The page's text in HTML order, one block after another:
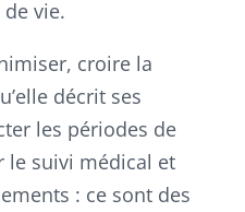
vie.
croire la
décrit ses
les périodes de
le suivi médical et
: ce sont des